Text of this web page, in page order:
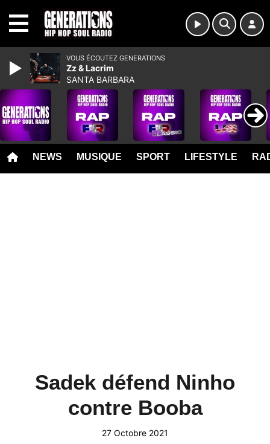
NEWS MUSIQUE SPORT LIFESTYLE
Sadek défend Ninho
contre Booba
27 Octobre 2021
VOUS ÉCOUTEZ GENERATIONS
Zz & Lacrim
SANTA BARBARA